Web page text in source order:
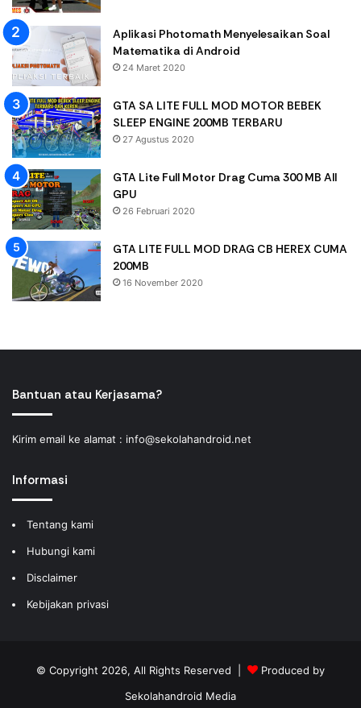
Aplikasi Photomath Menyelesaikan Soal
Matematika di Android
24 Maret 2020
GTA SA LITE FULL MOD MOTOR BEBEK
SLEEP ENGINE 200MB TERBARU
27 Agustus 2020
GTA Lite Full Motor Drag Cuma 300 MB All
GPU
26 Februari 2020
GTA LITE FULL MOD DRAG CB HEREX CUMA
200MB
16 November 2020
Bantuan atau Kerjasama?
Kirim email ke alamat : info@sekolahandroid.net
Informasi
Tentang kami
Hubungi kami
Disclaimer
Kebijakan privasi
© Copyright 2026, All Rights Reserved |
Produced by
Sekolahandroid Media